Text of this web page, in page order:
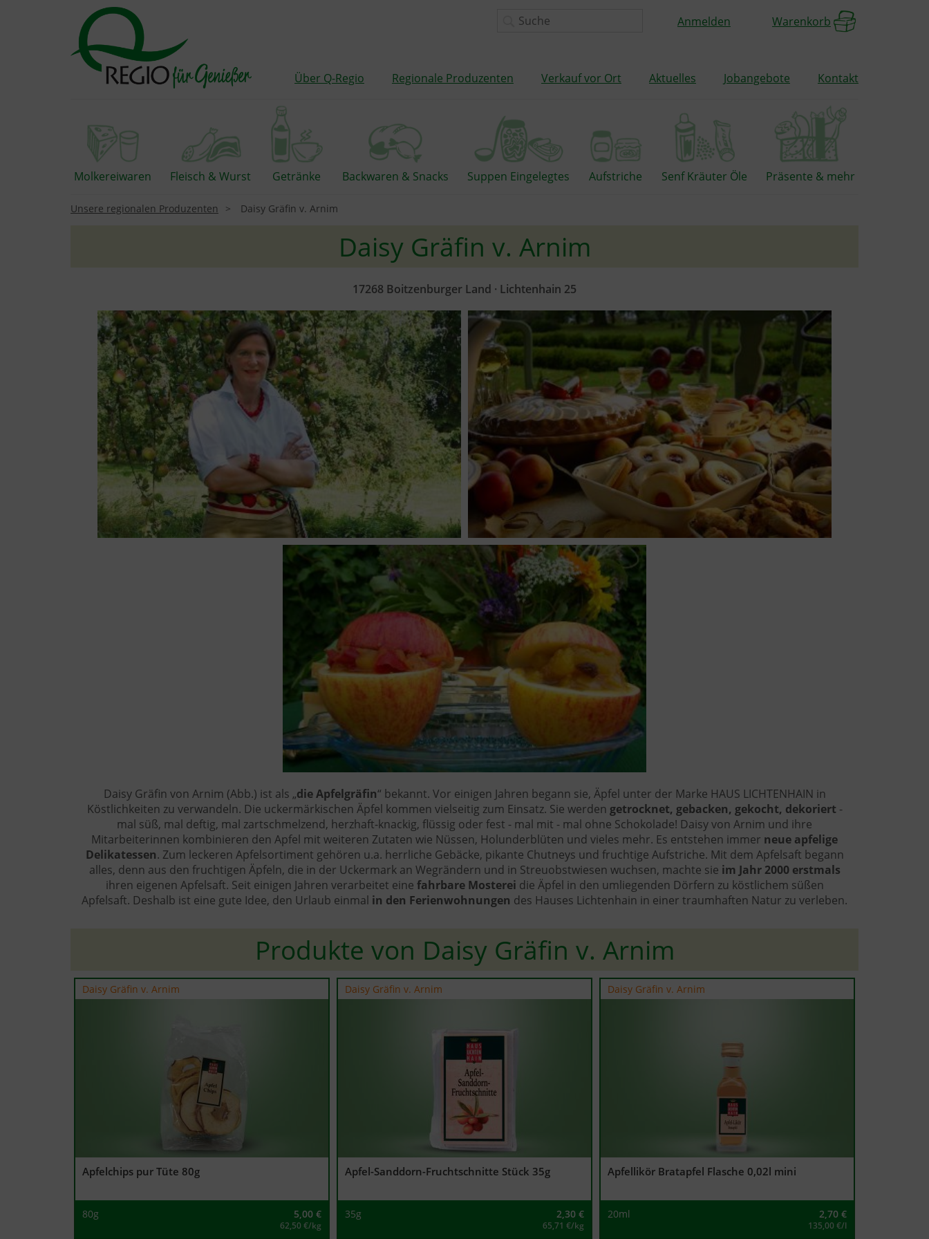
Anmelden Warenkorb
Über Q-Regio Regionale Produzenten Verkauf vor Ort Aktuelles Jobangebote Kontakt
Molkereiwaren Fleisch & Wurst Getränke Backwaren & Snacks Suppen Eingelegtes Aufstriche Senf Kräuter Öle Präsente & mehr
Unsere regionalen Produzenten Daisy Gräfin v. Arnim
Daisy Gräfin v. Arnim
17268 Boitzenburger Land · Lichtenhain 25
Daisy Gräfin von Arnim (Abb.) ist als „die Apfelgräfin“ bekannt. Vor einigen Jahren begann sie, Äpfel unter der Marke HAUS LICHTENHAIN in
Köstlichkeiten zu verwandeln. Die uckermärkischen Äpfel kommen vielseitig zum Einsatz. Sie werden getrocknet, gebacken, gekocht, dekoriert -
mal süß, mal deftig, mal zartschmelzend, herzhaft-knackig, flüssig oder fest - mal mit - mal ohne Schokolade! Daisy von Arnim und ihre
Mitarbeiterinnen kombinieren den Apfel mit weiteren Zutaten wie Nüssen, Holunderblüten und vieles mehr. Es entstehen immer neue apfelige
Delikatessen. Zum leckeren Apfelsortiment gehören u.a. herrliche Gebäcke, pikante Chutneys und fruchtige Aufstriche. Mit dem Apfelsaft begann
alles, denn aus den fruchtigen Äpfeln, die in der Uckermark an Wegrändern und in Streuobstwiesen wuchsen, machte sie im Jahr 2000 erstmals
ihren eigenen Apfelsaft. Seit einigen Jahren verarbeitet eine fahrbare Mosterei die Äpfel in den umliegenden Dörfern zu köstlichem süßen
Apfelsaft. Deshalb ist eine gute Idee, den Urlaub einmal in den Ferienwohnungen des Hauses Lichtenhain in einer traumhaften Natur zu verleben.
Produkte von Daisy Gräfin v. Arnim
Daisy Gräfin v. Arnim
Apfelchips pur Tüte 80g
80g 5,00 €
62,50 €/kg
Daisy Gräfin v. Arnim
Apfel-Sanddorn-Fruchtschnitte Stück 35g
35g 2,30 €
65,71 €/kg
Daisy Gräfin v. Arnim
Apfellikör Bratapfel Flasche 0,02l mini
20ml 2,70 €
135,00 €/l